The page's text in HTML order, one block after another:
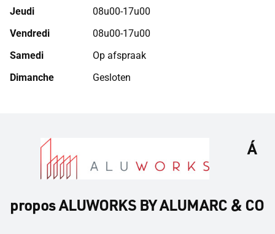
Jeudi
08u00-17u00
Vendredi
08u00-17u00
Samedi
Op afspraak
Dimanche
Gesloten
Á
propos ALUWORKS BY ALUMARC & CO